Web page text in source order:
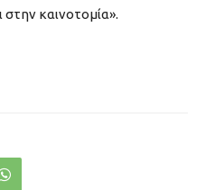
καινοτομία».